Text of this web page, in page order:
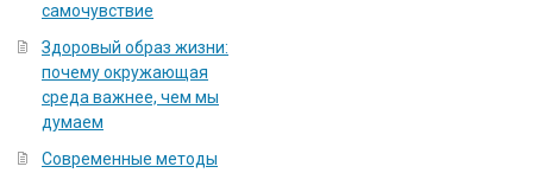
самочувствие
Здоровый образ жизни:
почему окружающая
среда важнее, чем мы
думаем
Современные методы